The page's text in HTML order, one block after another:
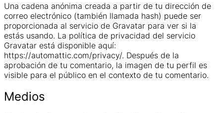
Una cadena anónima creada a partir de tu dirección de
correo electrónico (también llamada hash) puede ser
proporcionada al servicio de Gravatar para ver si la
estás usando. La política de privacidad del servicio
Gravatar está disponible aquí:
https://automattic.com/privacy/. Después de la
aprobación de tu comentario, la imagen de tu perfil es
visible para el público en el contexto de tu comentario.
Medios